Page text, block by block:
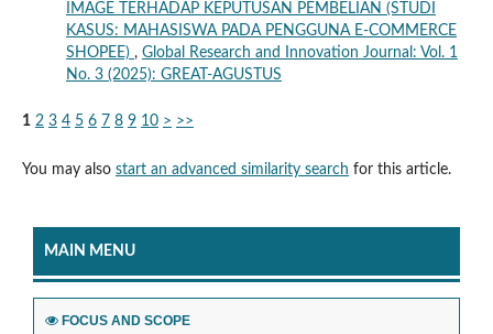
IMAGE TERHADAP KEPUTUSAN PEMBELIAN (STUDI
KASUS: MAHASISWA PADA PENGGUNA E-COMMERCE
SHOPEE) , Global Research and Innovation Journal: Vol. 1
No. 3 (2025): GREAT-AGUSTUS
1 2 3 4 5 6 7 8 9 10 > >>
You may also start an advanced similarity search for this article.
MAIN MENU
FOCUS AND SCOPE